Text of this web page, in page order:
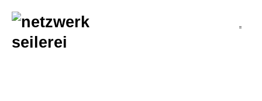
springen